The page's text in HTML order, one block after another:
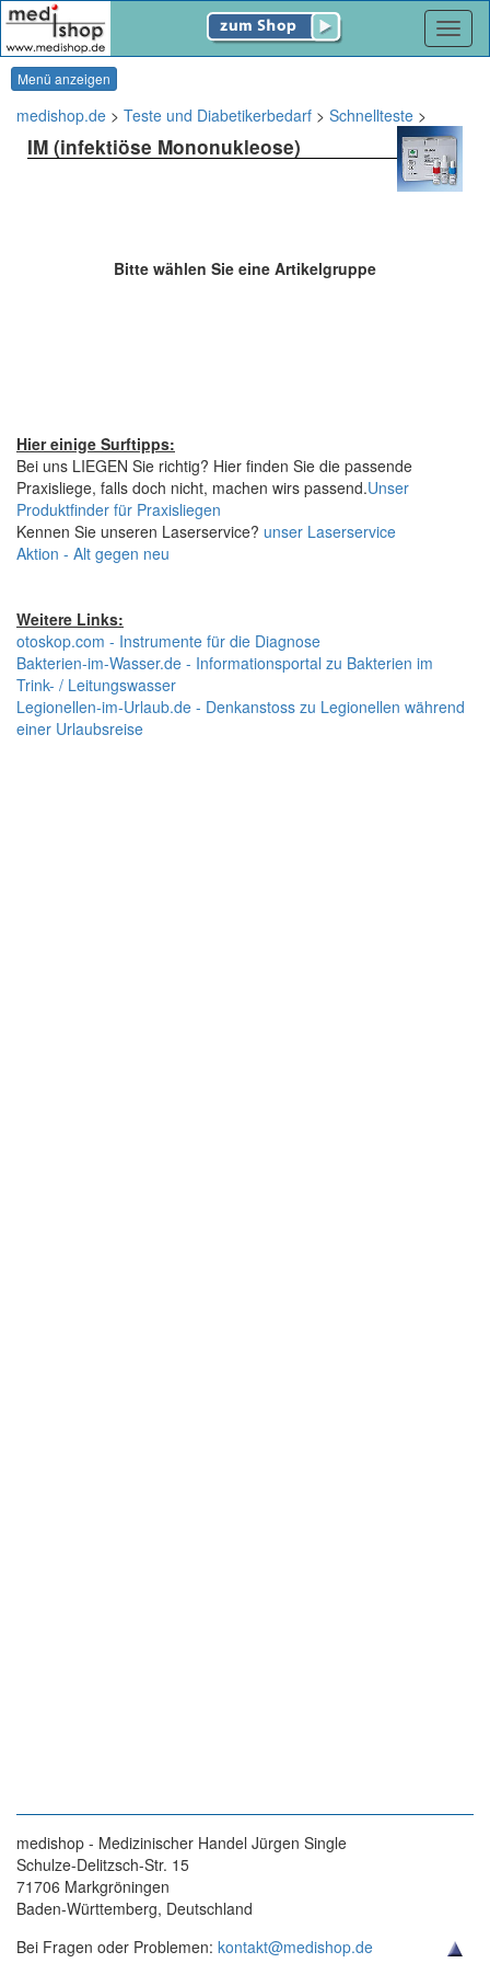
Menü anzeigen
medishop.de > Teste und Diabetikerbedarf > Schnellteste >
IM (infektiöse Mononukleose)
Bitte wählen Sie eine Artikelgruppe
Hier einige Surftipps:
Bei uns LIEGEN Sie richtig? Hier finden Sie die passende
Praxisliege, falls doch nicht, machen wirs passend.Unser
Produktfinder für Praxisliegen
Kennen Sie unseren Laserservice? unser Laserservice
Aktion - Alt gegen neu
Weitere Links:
otoskop.com - Instrumente für die Diagnose
Bakterien-im-Wasser.de - Informationsportal zu Bakterien im
Trink- / Leitungswasser
Legionellen-im-Urlaub.de - Denkanstoss zu Legionellen während
einer Urlaubsreise
medishop - Medizinischer Handel Jürgen Single
Schulze-Delitzsch-Str. 15
71706 Markgröningen
Baden-Württemberg, Deutschland
Bei Fragen oder Problemen: kontakt@medishop.de